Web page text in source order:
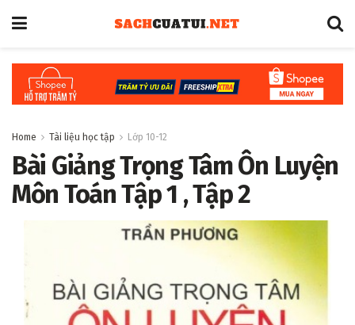
Home Tài liệu học tập Lớp 10-12
Bài Giảng Trọng Tâm Ôn Luyện
Môn Toán Tập 1 , Tập 2